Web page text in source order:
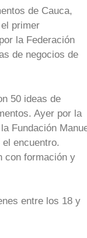
de Cauca,
primer
la Federación
de negocios de
50 ideas de
Ayer por la
Fundación
encuentro.
con formación y
entre los 18 y